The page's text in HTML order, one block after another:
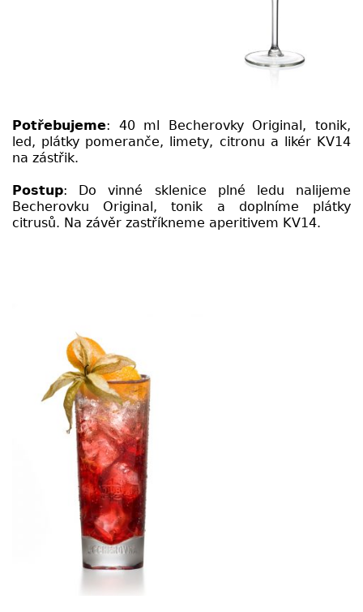
Potřebujeme: 40 ml Becherovky Original, tonik,
led, plátky pomeranče, limety, citronu a likér KV14
na zástřik.
Postup: Do vinné sklenice plné ledu nalijeme
Becherovku Original, tonik a doplníme plátky
citrusů. Na závěr zastříkneme aperitivem KV14.